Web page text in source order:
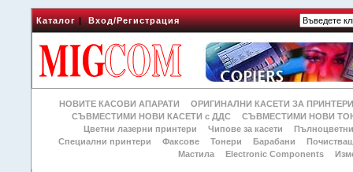
Каталог|Вход/Регистрация
НОВИТЕ КАСОВИ АПАРАТИ
ОРИГИНАЛНИ КАСЕТИ ЗА
СЪВМЕСТИМИ НОВИ КАСЕТИ с ДДС
СЪВМЕСТИМИ НОВИ
Цветни лазерни принтери
Чипове за касети
Специални принтери
Факсове Тонери Барабани
Мастила
Electronic Components